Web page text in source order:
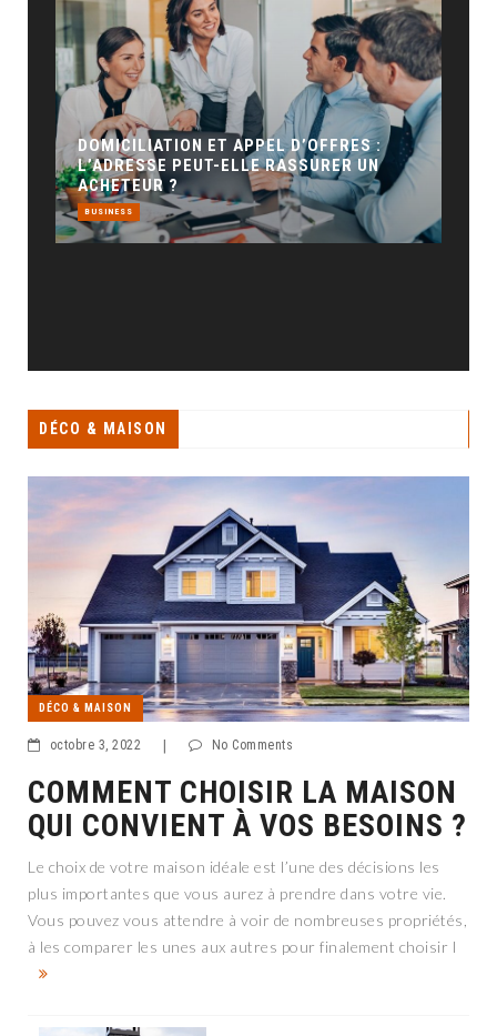
:
UN
GÉO SEO : UN LEVIER INCONTOURNABLE
POUR LA VISIBILITÉ LOCALE
BUSINESS
DÉCO & MAISON
DÉCO & MAISON
octobre 3, 2022 No Comments
COMMENT CHOISIR LA MAISON
QUI CONVIENT À VOS BESOINS ?
Le choix de votre maison idéale est l’une des décisions les
plus importantes que vous aurez à prendre dans votre vie.
Vous pouvez vous attendre à voir de nombreuses propriétés,
à les comparer les unes aux autres pour finalement choisir l